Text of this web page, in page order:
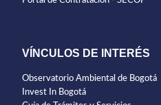
VÍNCULOS DE INTERÉS
Observatorio Ambiental de Bogotá
Invest In Bogotá